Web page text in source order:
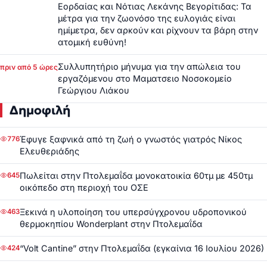
Εορδαίας και Νότιας Λεκάνης Βεγορίτιδας: Τα
μέτρα για την ζωονόσο της ευλογιάς είναι
ημίμετρα, δεν αρκούν και ρίχνουν τα βάρη στην
ατομική ευθύνη!
πριν από 5 ώρεςΣυλλυπητήριο μήνυμα για την απώλεια του
εργαζόμενου στο Μαματσειο Νοσοκομείο
Γεώργιου Λιάκου
Δημοφιλή
776Έφυγε ξαφνικά από τη ζωή ο γνωστός γιατρός Νίκος
Ελευθεριάδης
645Πωλείται στην Πτολεμαΐδα μονοκατοικία 60τμ με 450τμ
οικόπεδο στη περιοχή του ΟΣΕ
463Ξεκινά η υλοποίηση του υπερσύγχρονου υδροπονικού
θερμοκηπίου Wonderplant στην Πτολεμαΐδα
424“Volt Cantine” στην Πτολεμαΐδα (εγκαίνια 16 Ιουλίου 2026)